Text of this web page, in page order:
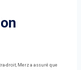
droit, Merz a assuré que